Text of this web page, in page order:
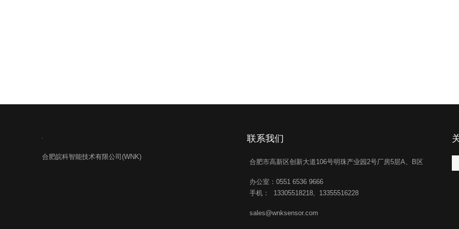
合肥皖科智能技术有限公司(WNK)
联系我们
合肥市高新区创新大道106号明珠产业园2号厂房5层A、B区
办公室：0551 6536 9666
手机： 13305518218, 13355516228
sales@wnksensor.com